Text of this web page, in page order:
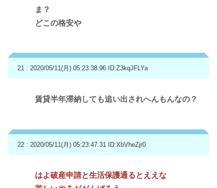
ま？
どこの格安や
21 : 2020/05/11(月) 05:23:38.96 ID:Z3kqJFLYa
賃貸半年滞納しても追い出されへんもんなの？
22 : 2020/05/11(月) 05:23:47.31 ID:XbVheZjr0
はよ破産申請と生活保護通るとええな